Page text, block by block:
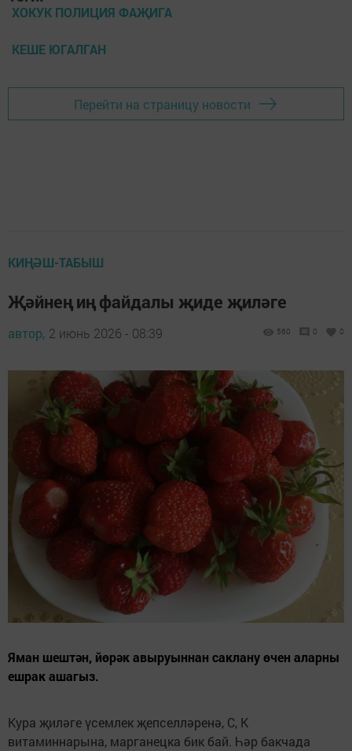
ХОКУК ПОЛИЦИЯ ФАҖИГА
КЕШЕ ЮГАЛГАН
Перейти на страницу новости
КИҢӘШ-ТАБЫШ
Җәйнең иң файдалы җиде җиләге
автор, 2 июнь 2026 - 08:39 560 0 0
Яман шештән, йөрәк авыруыннан саклану өчен аларны
ешрак ашагыз.
Кура җиләге үсемлек җепселләренә, С, К
витаминнарына, марганецка бик бай. Һәр бакчада